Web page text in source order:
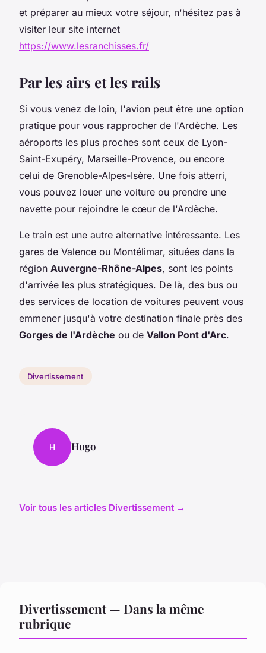
et préparer au mieux votre séjour, n'hésitez pas à
visiter leur site internet
https://www.lesranchisses.fr/
Par les airs et les rails
Si vous venez de loin, l'avion peut être une option
pratique pour vous rapprocher de l'Ardèche. Les
aéroports les plus proches sont ceux de Lyon-
Saint-Exupéry, Marseille-Provence, ou encore
celui de Grenoble-Alpes-Isère. Une fois atterri,
vous pouvez louer une voiture ou prendre une
navette pour rejoindre le cœur de l'Ardèche.
Le train est une autre alternative intéressante. Les
gares de Valence ou Montélimar, situées dans la
région Auvergne-Rhône-Alpes, sont les points
d'arrivée les plus stratégiques. De là, des bus ou
des services de location de voitures peuvent vous
emmener jusqu'à votre destination finale près des
Gorges de l'Ardèche ou de Vallon Pont d'Arc.
Divertissement
H Hugo
Voir tous les articles Divertissement →
Divertissement — Dans la même
rubrique